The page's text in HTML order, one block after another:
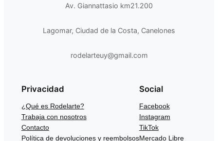
Av. Giannattasio km21.200
Lagomar, Ciudad de la Costa, Canelones
rodelarteuy@gmail.com
Privacidad
¿Qué es Rodelarte?
Trabaja con nosotros
Contacto
Política de devoluciones y reembolsos
Social
Facebook
Instagram
TikTok
Mercado Libre